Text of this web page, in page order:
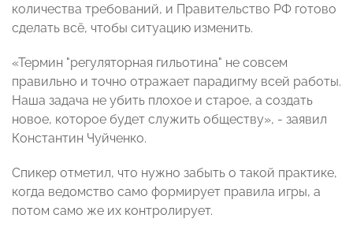
количества требований, и Правительство РФ готово
сделать всё, чтобы ситуацию изменить.
«Термин "регуляторная гильотина" не совсем
правильно и точно отражает парадигму всей работы.
Наша задача не убить плохое и старое, а создать
новое, которое будет служить обществу», - заявил
Константин Чуйченко.
Спикер отметил, что нужно забыть о такой практике,
когда ведомство само формирует правила игры, а
потом само же их контролирует.